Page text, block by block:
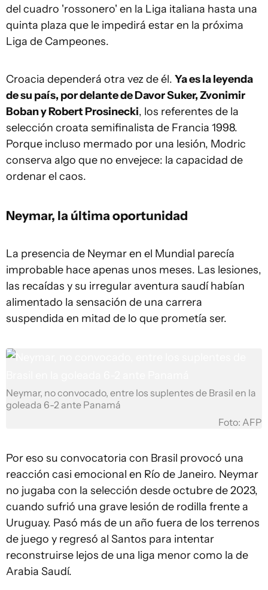
del cuadro 'rossonero' en la Liga italiana hasta una
quinta plaza que le impedirá estar en la próxima
Liga de Campeones.
Croacia dependerá otra vez de él. Ya es la leyenda
de su país, por delante de Davor Suker, Zvonimir
Boban y Robert Prosinecki, los referentes de la
selección croata semifinalista de Francia 1998.
Porque incluso mermado por una lesión, Modric
conserva algo que no envejece: la capacidad de
ordenar el caos.
Neymar, la última oportunidad
La presencia de Neymar en el Mundial parecía
improbable hace apenas unos meses. Las lesiones,
las recaídas y su irregular aventura saudí habían
alimentado la sensación de una carrera
suspendida en mitad de lo que prometía ser.
Neymar, no convocado, entre los suplentes de Brasil en la
goleada 6-2 ante Panamá
Foto: AFP
Por eso su convocatoria con Brasil provocó una
reacción casi emocional en Río de Janeiro. Neymar
no jugaba con la selección desde octubre de 2023,
cuando sufrió una grave lesión de rodilla frente a
Uruguay. Pasó más de un año fuera de los terrenos
de juego y regresó al Santos para intentar
reconstruirse lejos de una liga menor como la de
Arabia Saudí.